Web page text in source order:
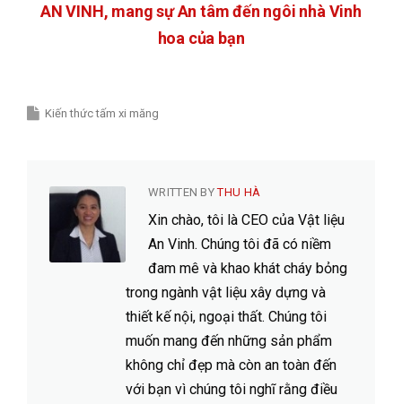
AN VINH, mang sự An tâm đến ngôi nhà Vinh
hoa của bạn
Kiến thức tấm xi măng
WRITTEN BYTHU HÀ
Xin chào, tôi là CEO của Vật liệu
An Vinh. Chúng tôi đã có niềm
đam mê và khao khát cháy bỏng
trong ngành vật liệu xây dựng và
thiết kế nội, ngoại thất. Chúng tôi
muốn mang đến những sản phẩm
không chỉ đẹp mà còn an toàn đến
với bạn vì chúng tôi nghĩ rằng điều